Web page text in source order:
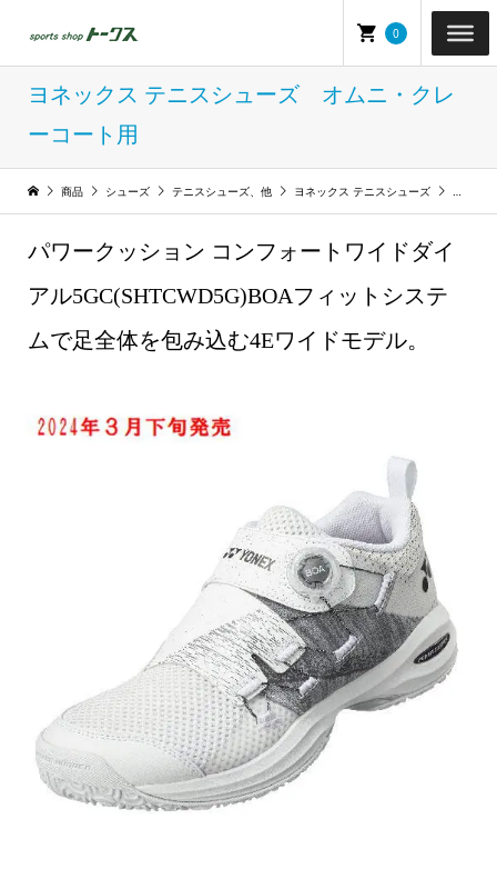
0
ヨネックス テニスシューズ オムニ・クレ
ーコート用
商品 シューズ テニスシューズ、他 ヨネックス テニスシューズ ヨネッ
パワークッション コンフォートワイドダイ
アル5GC(SHTCWD5G)BOAフィットシステ
ムで足全体を包み込む4Eワイドモデル。